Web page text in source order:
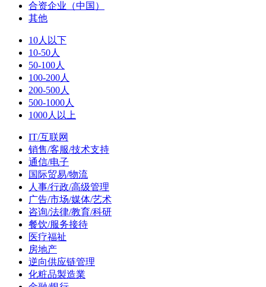
合资企业（中国）
其他
10人以下
10-50人
50-100人
100-200人
200-500人
500-1000人
1000人以上
IT/互联网
销售/客服/技术支持
通信/电子
国际贸易/物流
人事/行政/高级管理
广告/市场/媒体/艺术
咨询/法律/教育/科研
餐饮/服务接待
医疗福祉
房地产
逆向供应链管理
化粧品製造業